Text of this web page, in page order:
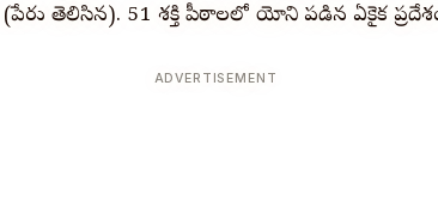
తెలిసిన). 51 శక్తి పీఠాలలో యోని పడిన ఏకైక
ADVERTISEMENT